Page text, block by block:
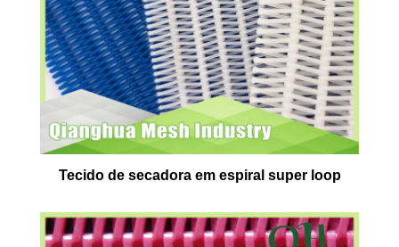
Tecido de secadora em espiral super loop